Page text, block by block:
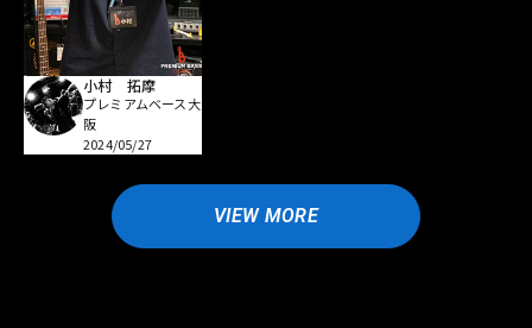
小村 拓摩
プレミアムベース大
阪
2024/05/27
VIEW MORE